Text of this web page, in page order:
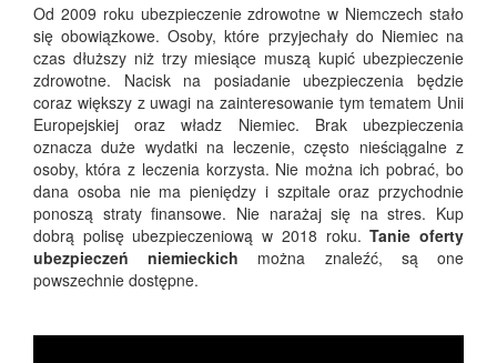
Od 2009 roku ubezpieczenie zdrowotne w Niemczech stało
się obowiązkowe. Osoby, które przyjechały do Niemiec na
czas dłuższy niż trzy miesiące muszą kupić ubezpieczenie
zdrowotne. Nacisk na posiadanie ubezpieczenia będzie
coraz większy z uwagi na zainteresowanie tym tematem Unii
Europejskiej oraz władz Niemiec. Brak ubezpieczenia
oznacza duże wydatki na leczenie, często nieściągalne z
osoby, która z leczenia korzysta. Nie można ich pobrać, bo
dana osoba nie ma pieniędzy i szpitale oraz przychodnie
ponoszą straty finansowe. Nie narażaj się na stres. Kup
dobrą polisę ubezpieczeniową w 2018 roku.Tanie oferty
ubezpieczeń niemieckich można znaleźć, są one
powszechnie dostępne.